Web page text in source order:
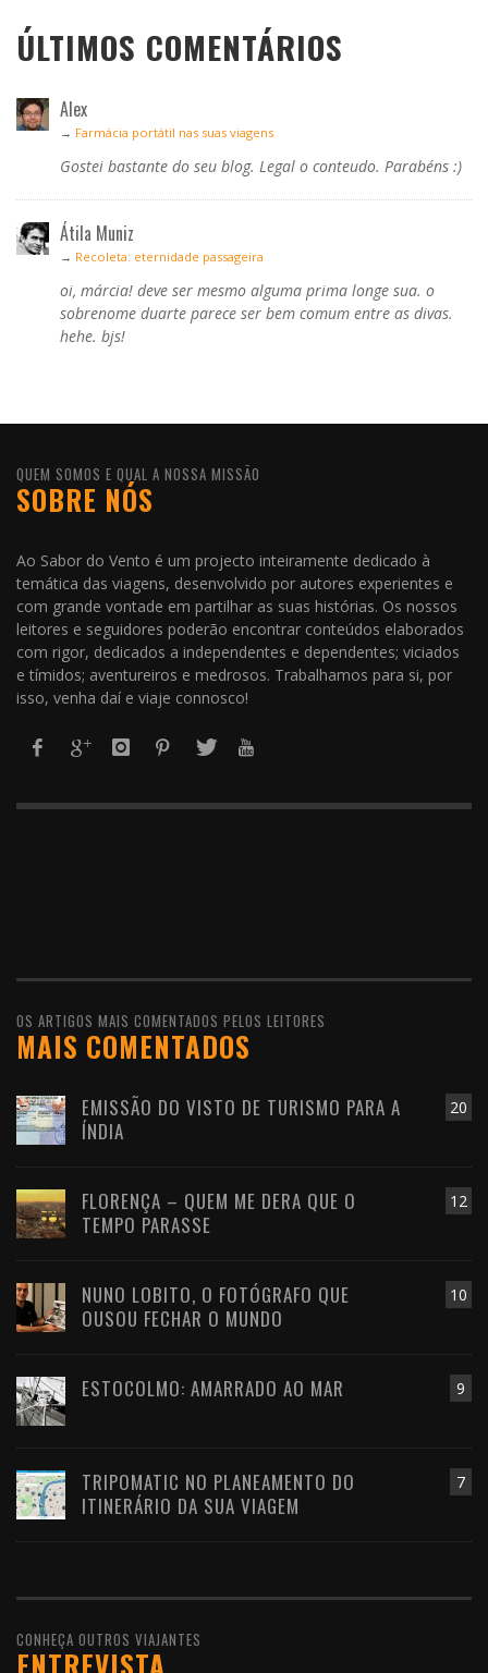
ÚLTIMOS COMENTÁRIOS
Alex
→ Farmácia portátil nas suas viagens
Gostei bastante do seu blog. Legal o conteudo. Parabéns :)
Átila Muniz
→ Recoleta: eternidade passageira
oi, márcia! deve ser mesmo alguma prima longe sua. o
sobrenome duarte parece ser bem comum entre as divas.
hehe. bjs!
QUEM SOMOS E QUAL A NOSSA MISSÃO
SOBRE NÓS
Ao Sabor do Vento é um projecto inteiramente dedicado à
temática das viagens, desenvolvido por autores experientes e
com grande vontade em partilhar as suas histórias. Os nossos
leitores e seguidores poderão encontrar conteúdos elaborados
com rigor, dedicados a independentes e dependentes; viciados
e tímidos; aventureiros e medrosos. Trabalhamos para si, por
isso, venha daí e viaje connosco!
OS ARTIGOS MAIS COMENTADOS PELOS LEITORES
MAIS COMENTADOS
20
EMISSÃO DO VISTO DE TURISMO PARA A
ÍNDIA
12
FLORENÇA – QUEM ME DERA QUE O
TEMPO PARASSE
10
NUNO LOBITO, O FOTÓGRAFO QUE
OUSOU FECHAR O MUNDO
9
ESTOCOLMO: AMARRADO AO MAR
7
TRIPOMATIC NO PLANEAMENTO DO
ITINERÁRIO DA SUA VIAGEM
CONHEÇA OUTROS VIAJANTES
ENTREVISTA